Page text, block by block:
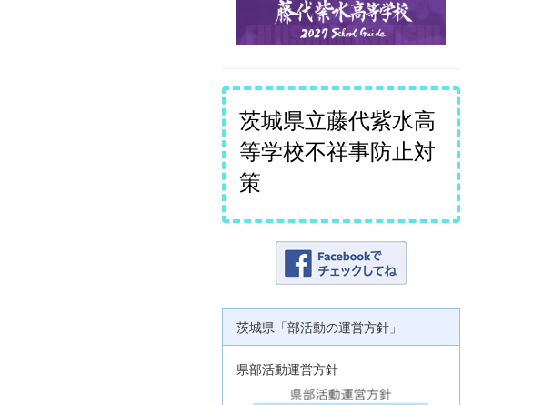
茨城県立藤代紫水高
等学校不祥事防止対
策
茨城県「部活動の運営方針」
県部活動運営方針